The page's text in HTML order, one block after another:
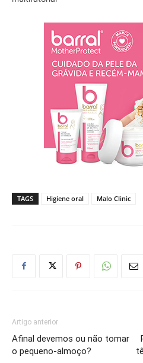
TAGS Higiene oral Malo Clinic
Artigo anterior
Afinal devemos ou não tomar
o pequeno-almoço?